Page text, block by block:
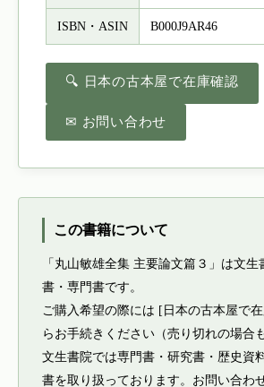
ISBN・ASIN B000J9AR46
🔍 日本の古本屋で在庫確認
✉ お問い合わせ
この書籍について
「丸山敏雄全集 主要論文篇３」は文
書・専門書です。
ご購入希望の際には [日本の古本屋で
らお手続きください（売り切れの場合
文生書院では専門書・研究書・歴史資
書を取り扱っております。お問い合わ